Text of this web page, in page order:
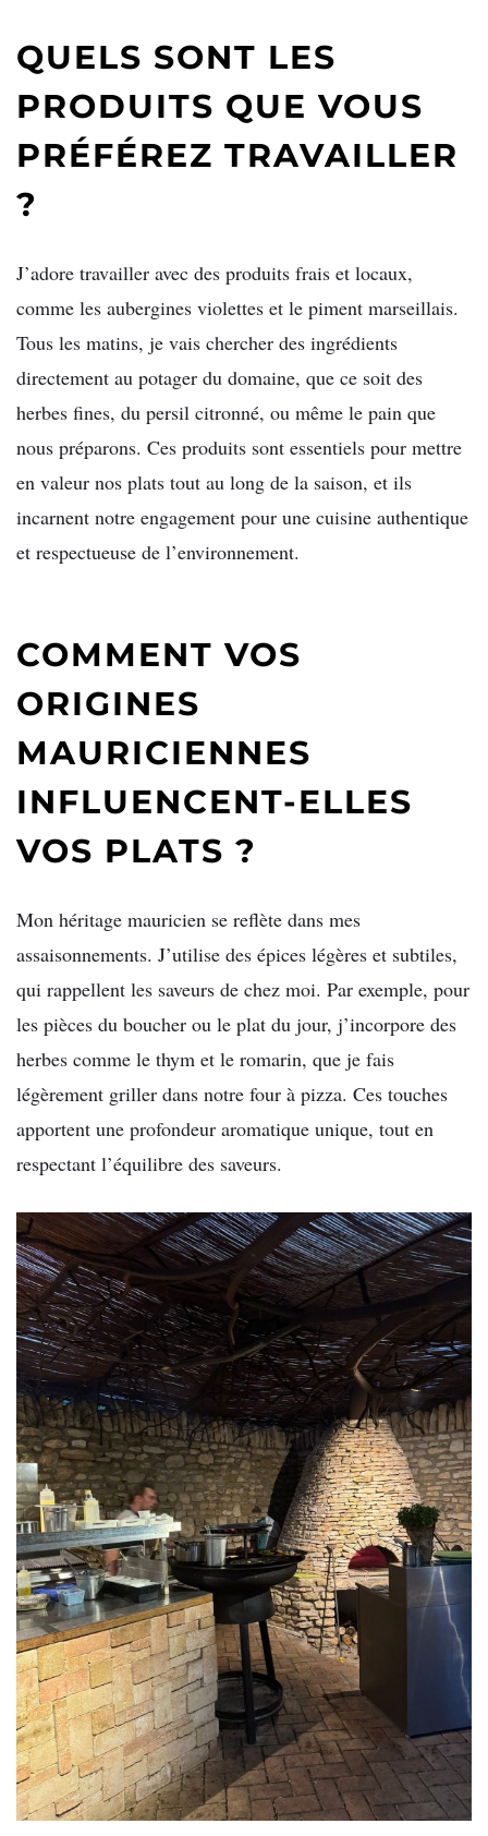
QUELS SONT LES
PRODUITS QUE VOUS
PRÉFÉREZ TRAVAILLER
?
J’adore travailler avec des produits frais et locaux,
comme les aubergines violettes et le piment marseillais.
Tous les matins, je vais chercher des ingrédients
directement au potager du domaine, que ce soit des
herbes fines, du persil citronné, ou même le pain que
nous préparons. Ces produits sont essentiels pour mettre
en valeur nos plats tout au long de la saison, et ils
incarnent notre engagement pour une cuisine authentique
et respectueuse de l’environnement.
COMMENT VOS
ORIGINES
MAURICIENNES
INFLUENCENT-ELLES
VOS PLATS ?
Mon héritage mauricien se reflète dans mes
assaisonnements. J’utilise des épices légères et subtiles,
qui rappellent les saveurs de chez moi. Par exemple, pour
les pièces du boucher ou le plat du jour, j’incorpore des
herbes comme le thym et le romarin, que je fais
légèrement griller dans notre four à pizza. Ces touches
apportent une profondeur aromatique unique, tout en
respectant l’équilibre des saveurs.